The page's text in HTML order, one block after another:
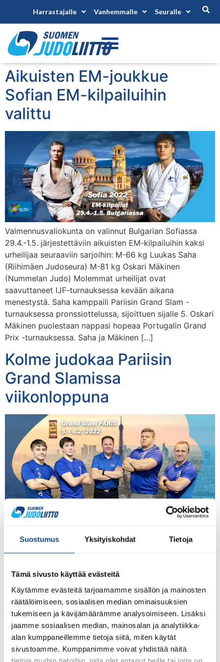
Suostumus Yksityiskohdat Tietoja
Tämä sivusto käyttää evästeitä
Käytämme evästeitä tarjoamamme sisällön ja mainosten
räätälöimiseen, sosiaalisen median ominaisuuksien
tukemiseen ja kävijämäärämme analysoimiseen. Lisäksi
jaamme sosiaalisen median, mainosalan ja analytiikka-
alan kumppaneillemme tietoja siitä, miten käytät
sivustoamme. Kumppanimme voivat yhdistää näitä
Harrastajalle Vanhemmalle Seuralle
Aikuisten EM-joukkue
Sofian EM-kilpailuihin
valittu
Valmennusvaliokunta on valinnut Bulgarian Sofiassa
29.4.-1.5. järjestettäviin aikuisten EM-kilpailuihin kaksi
urheilijaa seuraaviin sarjoihin: M-66 kg Luukas Saha
(Riihimäen Judoseura) M-81 kg Oskari Mäkinen
(Nummelan Judo) Molemmat urheilijat ovat
saavuttaneet IJF-turnauksessa kevään aikana
menestystä. Saha kamppaili Pariisin Grand Slam -
turnauksessa pronssiottelussa, sijoittuen sijalle 5. Oskari
Mäkinen puolestaan nappasi hopeaa Portugalin Grand
Prix -turnauksessa. Saha ja Mäkinen […]
Kolme judokaa Pariisin
Grand Slamissa
viikonloppuna
Legendaarisessa Pariisin Grand Slamissa ottelee
vastaa Rok Draksic ja mukana matkalla on myös
Viime vuonna 50 vuotta täyttäneessä kilpailussa
kohtaavat maailman kovimmat judokat. Ottelijoita on
yhteensä noin 300 kilpailjaa 52 eri maasta.
Suomalaisjudokat ovat kovassa seurassa ja valmiita […]
Emilia Kanerva ja Martti
Puumalainen kilpailevat Abu